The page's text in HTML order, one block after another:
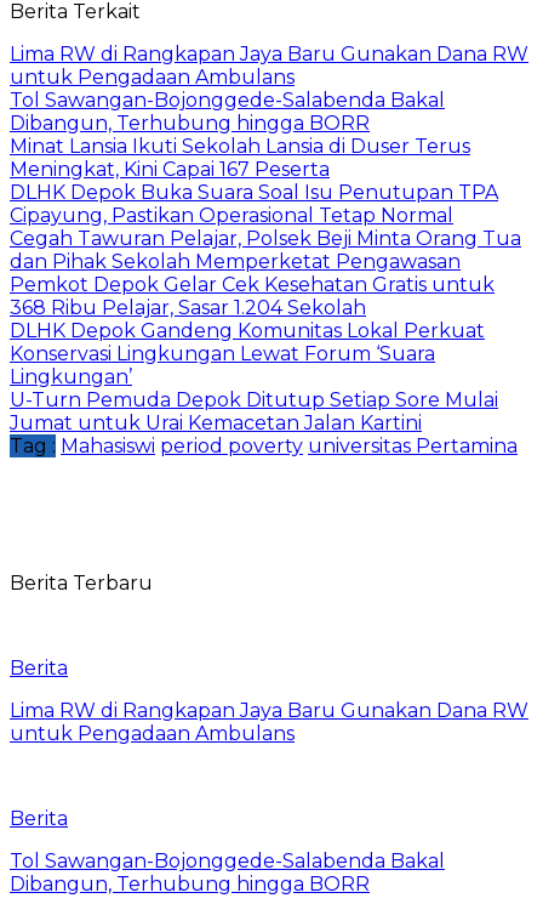
Berita Terkait
Lima RW di Rangkapan Jaya Baru Gunakan Dana RW
untuk Pengadaan Ambulans
Tol Sawangan-Bojonggede-Salabenda Bakal
Dibangun, Terhubung hingga BORR
Minat Lansia Ikuti Sekolah Lansia di Duser Terus
Meningkat, Kini Capai 167 Peserta
DLHK Depok Buka Suara Soal Isu Penutupan TPA
Cipayung, Pastikan Operasional Tetap Normal
Cegah Tawuran Pelajar, Polsek Beji Minta Orang Tua
dan Pihak Sekolah Memperketat Pengawasan
Pemkot Depok Gelar Cek Kesehatan Gratis untuk
368 Ribu Pelajar, Sasar 1.204 Sekolah
DLHK Depok Gandeng Komunitas Lokal Perkuat
Konservasi Lingkungan Lewat Forum ‘Suara
Lingkungan’
U-Turn Pemuda Depok Ditutup Setiap Sore Mulai
Jumat untuk Urai Kemacetan Jalan Kartini
Tag : Mahasiswi period poverty universitas Pertamina
Berita Terbaru
Berita
Lima RW di Rangkapan Jaya Baru Gunakan Dana RW
untuk Pengadaan Ambulans
Berita
Tol Sawangan-Bojonggede-Salabenda Bakal
Dibangun, Terhubung hingga BORR